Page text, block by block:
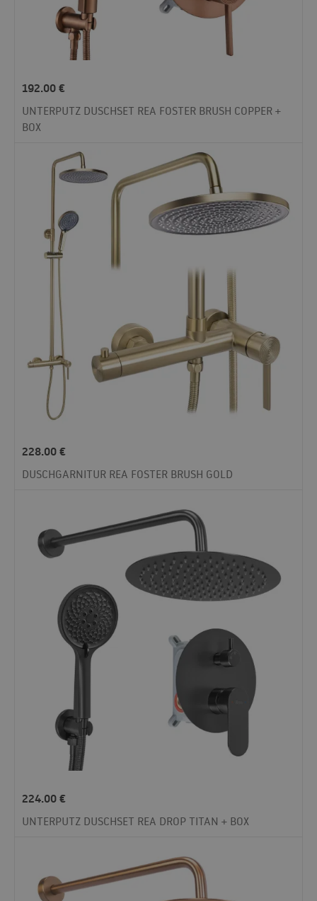
192.00€
UNTERPUTZ DUSCHSET REA FOSTER BRUSH COPPER +
BOX
228.00€
DUSCHGARNITUR REA FOSTER BRUSH GOLD
224.00€
UNTERPUTZ DUSCHSET REA DROP TITAN + BOX